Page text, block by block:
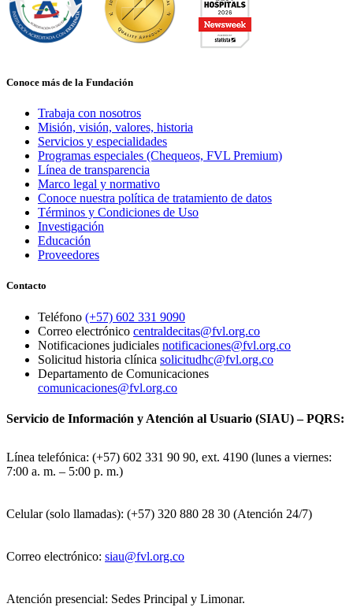
Conoce más de la Fundación
Trabaja con nosotros
Misión, visión, valores, historia
Servicios y especialidades
Programas especiales (Chequeos, FVL Premium)
Línea de transparencia
Marco legal y normativo
Conoce nuestra política de tratamiento de datos
Términos y Condiciones de Uso
Investigación
Educación
Proveedores
Contacto
Teléfono (+57) 602 331 9090
Correo electrónico centraldecitas@fvl.org.co
Notificaciones judiciales notificaciones@fvl.org.co
Solicitud historia clínica solicitudhc@fvl.org.co
Departamento de Comunicaciones
comunicaciones@fvl.org.co
Servicio de Información y Atención al Usuario (SIAU) – PQRS:
Línea telefónica: (+57) 602 331 90 90, ext. 4190 (lunes a viernes:
7:00 a. m. – 5:00 p. m.)
Celular (solo llamadas): (+57) 320 880 28 30 (Atención 24/7)
Correo electrónico: siau@fvl.org.co
Atención presencial: Sedes Principal y Limonar.